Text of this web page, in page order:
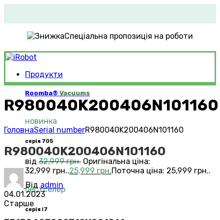
Спеціальна пропозиція на роботи
Продукти
Roomba® Vacuums
новинка
серія 705
від 32,999грн. Оригінальна ціна:
32,999 грн..25,999 грн.Поточна ціна: 25,999 грн..
бестселер
серія i7
R980040K200406N101160
ГоловнаSerial numberR980040K200406N101160
R980040K200406N101160
Від admin
04.01.2023
Старше